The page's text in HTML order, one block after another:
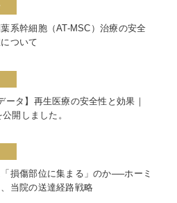
系幹細胞（AT-MSC）治療の安全
ついて
タ】再生医療の安全性と効果｜
開しました。
損傷部位に集まる」のか──ホーミ
当院の送達経路戦略